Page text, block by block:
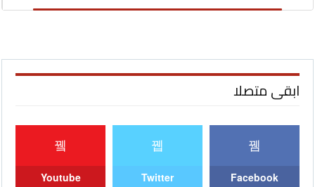
ابقى متصلا
Facebook
Twitter
Youtube